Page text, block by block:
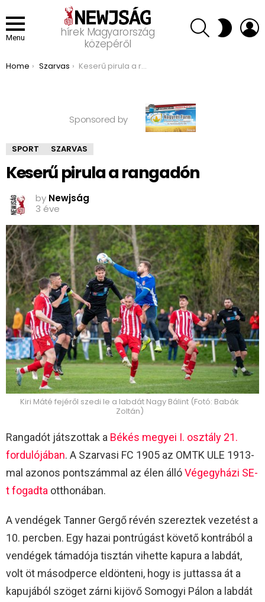
Menu
hírek Magyarország
közepéről
SEARCH SWITCH
SKIN
You are here:
Home Szarvas Keserű pirula a rangadón
Sponsored by
SPORT SZARVAS
Keserű pirula a rangadón
by Newjság
3 éve
Kiri Máté fejéről szedi le a labdát Nagy Bálint (Fotó: Babák
Zoltán)
Rangadót játszottak a Békés megyei I. osztály 21.
fordulójában. A Szarvasi FC 1905 az OMTK ULE 1913-
mal azonos pontszámmal az élen állóVégegyházi SE-
t fogadta otthonában.
A vendégek Tanner Gergő révén szereztek vezetést a
10. percben. Egy hazai pontrúgást követő kontrából a
vendégek támadója tisztán vihette kapura a labdát,
volt öt másodperce eldönteni, hogy is juttassa át a
kapujából szöget zárni kijövő Somogyi Pálon a labdát